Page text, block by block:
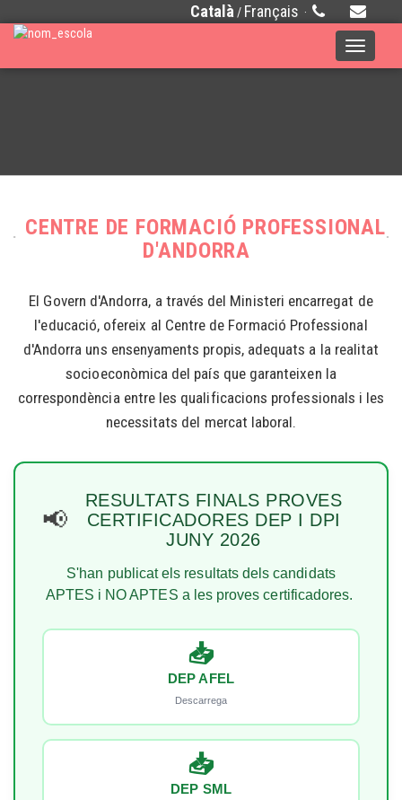
Català / Français ·
Toggle
CENTRE DE FORMACIÓ PROFESSIONAL
D'ANDORRA
El Govern d'Andorra, a través del Ministeri encarregat de
l'educació, ofereix al Centre de Formació Professional
d'Andorra uns ensenyaments propis, adequats a la realitat
socioeconòmica del país que garanteixen la
correspondència entre les qualificacions professionals i les
necessitats del mercat laboral.
📢
RESULTATS FINALS PROVES
CERTIFICADORES DEP I DPI
JUNY 2026
S'han publicat els resultats dels candidats
APTES i NO APTES a les proves certificadores.
📥
DEP AFEL
Descarrega
📥
DEP SML